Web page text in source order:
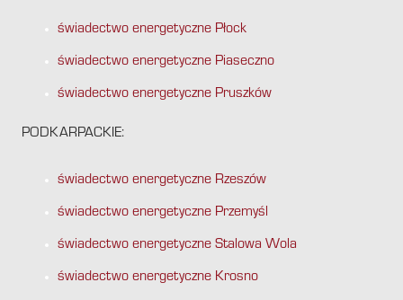
świadectwo energetyczne Płock
świadectwo energetyczne Piaseczno
świadectwo energetyczne Pruszków
PODKARPACKIE:
świadectwo energetyczne Rzeszów
świadectwo energetyczne Przemyśl
świadectwo energetyczne Stalowa Wola
świadectwo energetyczne Krosno